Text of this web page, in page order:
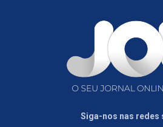
Siga-nos nas redes